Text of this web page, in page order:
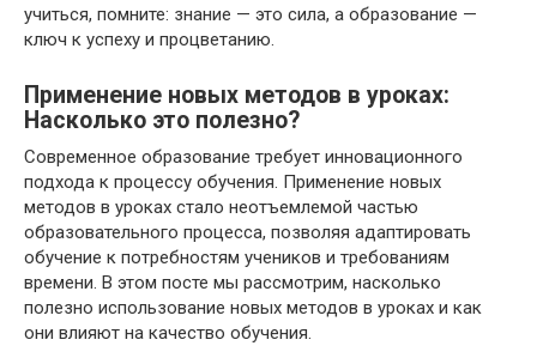
учиться, помните: знание — это сила, а образование —
ключ к успеху и процветанию.
Применение новых методов в уроках:
Насколько это полезно?
Современное образование требует инновационного
подхода к процессу обучения. Применение новых
методов в уроках стало неотъемлемой частью
образовательного процесса, позволяя адаптировать
обучение к потребностям учеников и требованиям
времени. В этом посте мы рассмотрим, насколько
полезно использование новых методов в уроках и как
они влияют на качество обучения.